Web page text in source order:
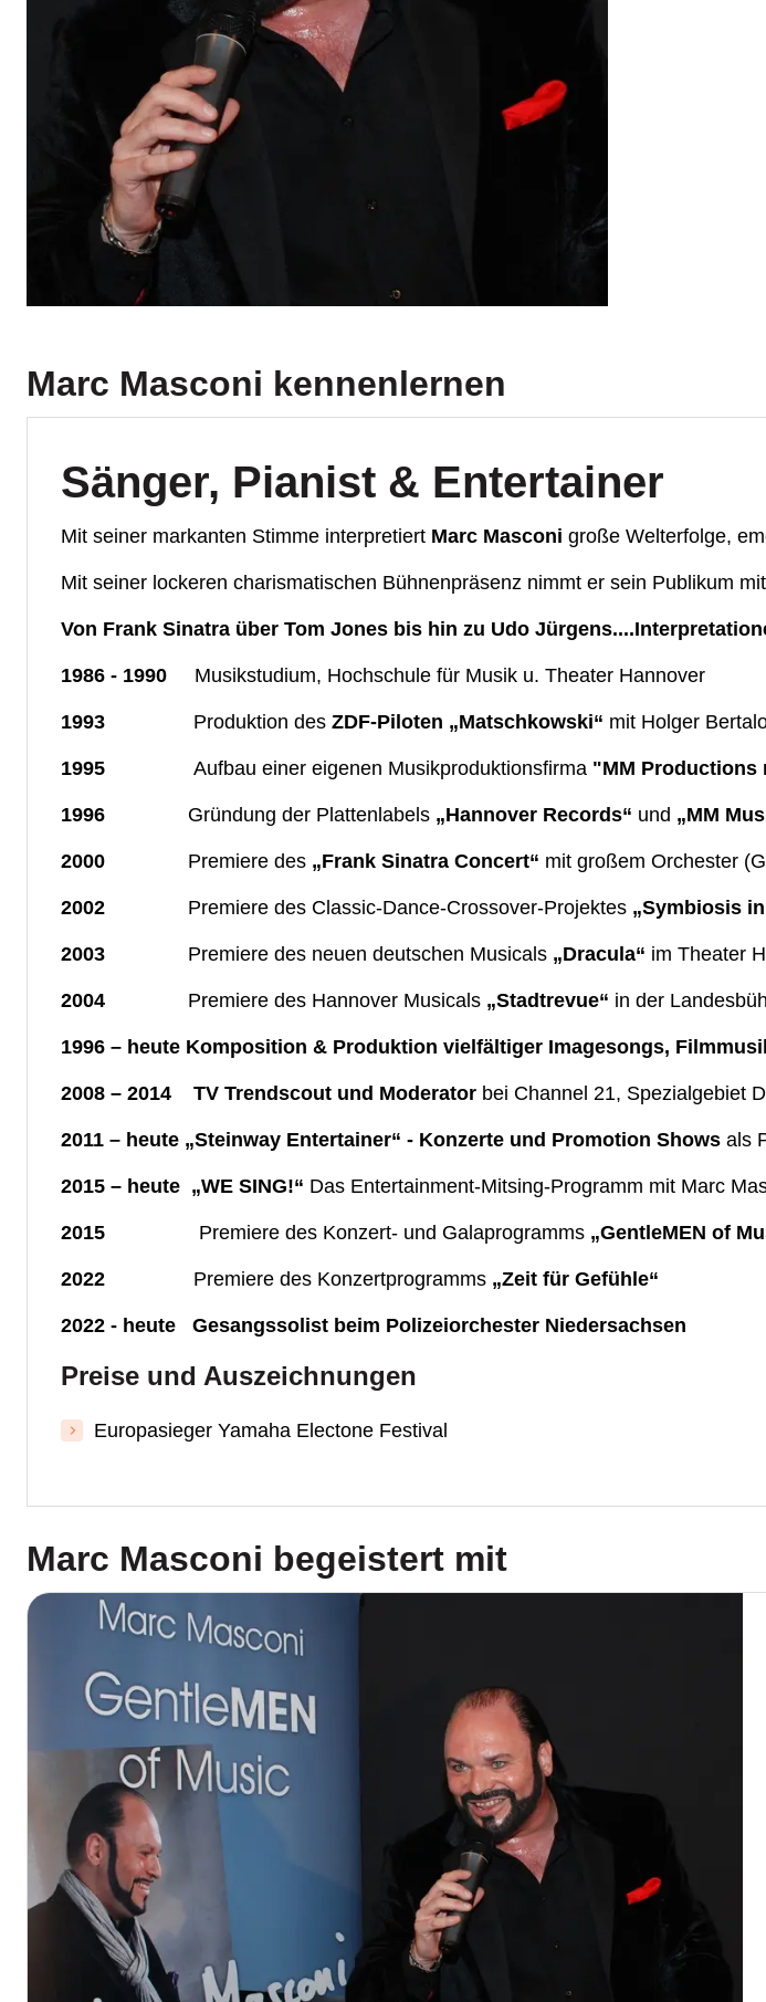
Marc Masconi kennenlernen
Sänger, Pianist & Entertainer
Mit seiner markanten Stimme interpretiert Marc Masconi große Welterfolge,
Mit seiner lockeren charismatischen Bühnenpräsenz nimmt er sein Publikum
Von Frank Sinatra über Tom Jones bis hin zu Udo
1986 - 1990 Musikstudium, Hochschule für Musik u. Theater Hannover
1993 Produktion des ZDF-Piloten „Matschkowski“ mit Holger
1995 Aufbau einer eigenen Musikproduktionsfirma "MM Productions
1996 Gründung der Plattenlabels „Hannover Records“ und „MM
2000 Premiere des „Frank Sinatra Concert“ mit großem Orchester
2002 Premiere des Classic-Dance-Crossover-Projektes „Symbiosis
2003 Premiere des neuen deutschen Musicals „Dracula“ im Theater
2004 Premiere des Hannover Musicals „Stadtrevue“ in der
1996 – heute Komposition & Produktion vielfältiger Imagesongs,
2008 – 2014 TV Trendscout und Moderator bei Channel 21, Spezialgebiet
2011 – heute „Steinway Entertainer“ - Konzerte und Promotion Shows als
2015 – heute „WE SING!“ Das Entertainment-Mitsing-Programm mit Marc
2015 Premiere des Konzert- und Galaprogramms „GentleMEN of
2022 Premiere des Konzertprogramms „Zeit für Gefühle“
2022 - heute Gesangssolist beim Polizeiorchester Niedersachsen
Preise und Auszeichnungen
Europasieger Yamaha Electone Festival
Marc Masconi begeistert mit